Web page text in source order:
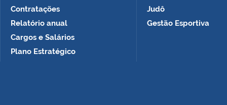
Contratações
Relatório anual
Cargos e Salários
Plano Estratégico
Judô
Gestão Esportiva